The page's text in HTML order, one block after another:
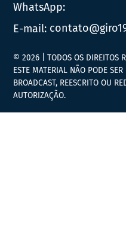
WhatsApp:
E-mail:
© 2026 | TODOS OS DIREITOS
ESTE MATERIAL NÃO PODE
BROADCAST, REESCRITO OU
AUTORIZAÇÃO.